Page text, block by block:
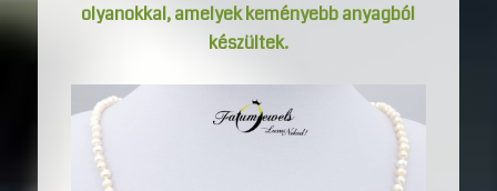
olyanokkal, amelyek keményebb anyagból
készültek.